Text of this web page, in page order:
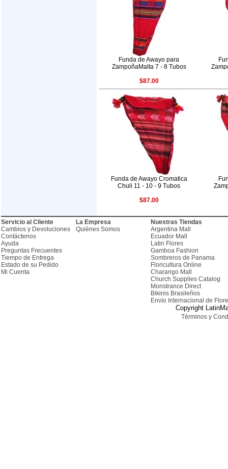
Funda de Awayo para
ZampoñaMalta 7 - 8 Tubos
$87.00
Funda de Awayo Cromatica
Chuli 11 - 10 - 9 Tubos
$87.00
Servicio al Cliente
Cambios y Devoluciones
Contáctenos
Ayuda
Preguntas Frecuentes
Tiempo de Entrega
Estado de su Pedido
Mi Cuenta
La Empresa
Quiénes Somos
Nuestras Tiendas
Argentina Mall
Ecuador Mall
Latin Flores
Gamboa Fashion
Sombreros de Panama
Floricultura Online
Charango Mall
Church Supplies Catalog
Monstrance Direct
Bikinis Brasileños
Envío Internacional de
Copyright
Términos y